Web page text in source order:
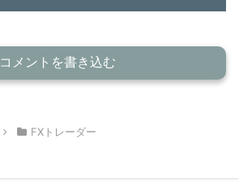
コメントを書き込む
FXトレーダー